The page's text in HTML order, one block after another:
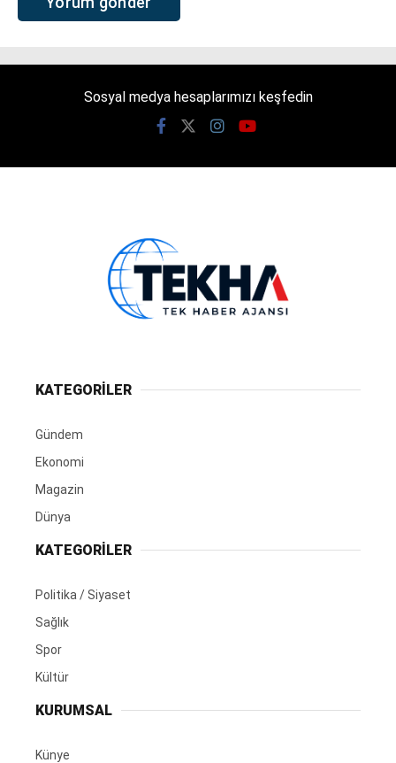
Sosyal medya hesaplarımızı keşfedin
KATEGORİLER
Gündem
Ekonomi
Magazin
Dünya
KATEGORİLER
Politika / Siyaset
Sağlık
Spor
Kültür
KURUMSAL
Künye